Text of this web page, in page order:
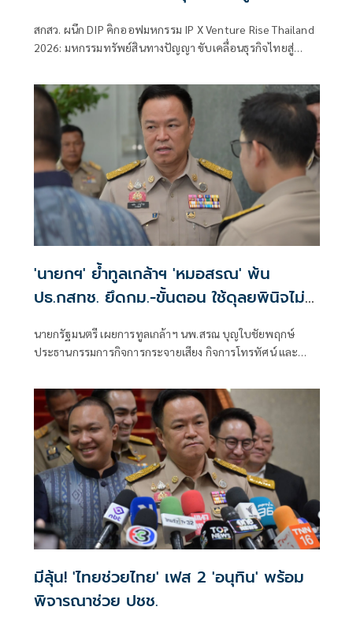
สกสว. ผนึก DIP คิกออฟมหกรรม IP X Venture Rise Thailand
2026: มหกรรมทรัพย์สินทางปัญญา ขับเคลื่อนธุรกิจไทยสู่
กองทุน ววน. เพิ่มคุณค่างานวิจัยไทย
'นายกฯ' ย้ำทูลเกล้าฯ 'หมอสรณ' พ้น
ปธ.กสทช. ยึดกม.-ขั้นตอน ใช้ดุลยพินิจไม่
นายกรัฐมนตรี เผยการทูลเกล้าฯ นพ.สรณ บุญใบชัยพฤกษ์
ประธานกรรมการกิจการกระจายเสียง กิจการโทรทัศน์ และ
มีลุ้น! 'ไทยช่วยไทย' เฟส 2 'อนุทิน' พร้อม
พิจารณาช่วย ปชช.